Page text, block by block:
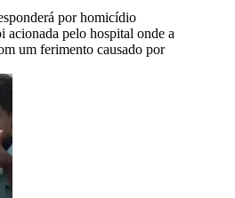
por homicídio
pelo hospital onde a
um ferimento causado por